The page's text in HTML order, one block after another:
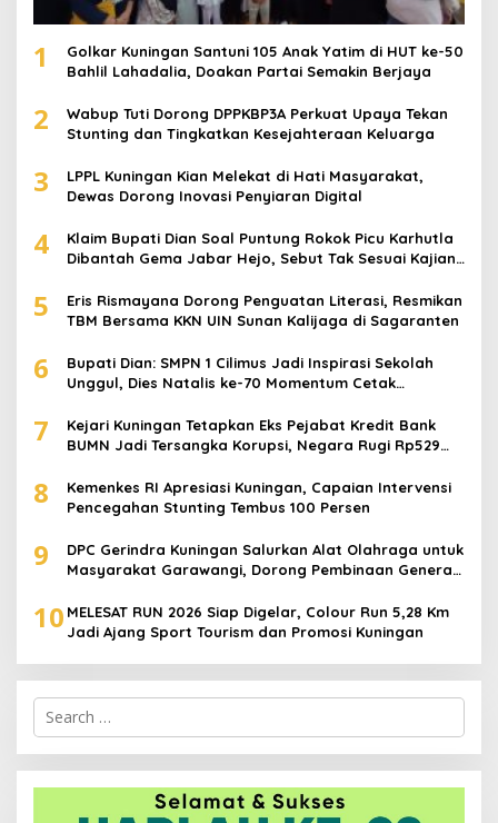
1
Golkar Kuningan Santuni 105 Anak Yatim di HUT ke-50
Bahlil Lahadalia, Doakan Partai Semakin Berjaya
2
Wabup Tuti Dorong DPPKBP3A Perkuat Upaya Tekan
Stunting dan Tingkatkan Kesejahteraan Keluarga
3
LPPL Kuningan Kian Melekat di Hati Masyarakat,
Dewas Dorong Inovasi Penyiaran Digital
4
Klaim Bupati Dian Soal Puntung Rokok Picu Karhutla
Dibantah Gema Jabar Hejo, Sebut Tak Sesuai Kajian
5
Eris Rismayana Dorong Penguatan Literasi, Resmikan
TBM Bersama KKN UIN Sunan Kalijaga di Sagaranten
6
Bupati Dian: SMPN 1 Cilimus Jadi Inspirasi Sekolah
Unggul, Dies Natalis ke-70 Momentum Cetak
7
Kejari Kuningan Tetapkan Eks Pejabat Kredit Bank
BUMN Jadi Tersangka Korupsi, Negara Rugi Rp529
8
Kemenkes RI Apresiasi Kuningan, Capaian Intervensi
Pencegahan Stunting Tembus 100 Persen
9
DPC Gerindra Kuningan Salurkan Alat Olahraga untuk
Masyarakat Garawangi, Dorong Pembinaan Generasi
10 MELESAT RUN 2026 Siap Digelar, Colour Run 5,28 Km
Jadi Ajang Sport Tourism dan Promosi Kuningan
Search
for: